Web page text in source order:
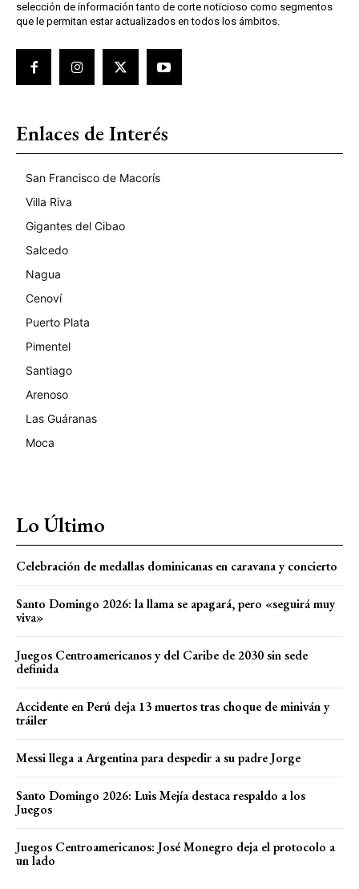
selección de información tanto de corte noticioso como segmentos
que le permitan estar actualizados en todos los ámbitos.
Enlaces de Interés
San Francisco de Macorís
Villa Riva
Gigantes del Cibao
Salcedo
Nagua
Cenoví
Puerto Plata
Pimentel
Santiago
Arenoso
Las Guáranas
Moca
Lo Último
Celebración de medallas dominicanas en caravana y concierto
Santo Domingo 2026: la llama se apagará, pero «seguirá muy
viva»
Juegos Centroamericanos y del Caribe de 2030 sin sede
definida
Accidente en Perú deja 13 muertos tras choque de miniván y
tráiler
Messi llega a Argentina para despedir a su padre Jorge
Santo Domingo 2026: Luis Mejía destaca respaldo a los
Juegos
Juegos Centroamericanos: José Monegro deja el protocolo a
un lado